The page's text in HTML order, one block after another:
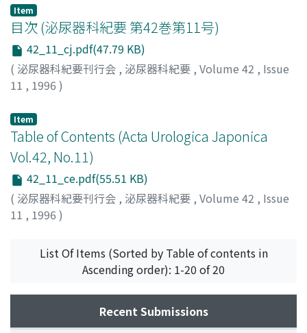
Item
目次 (泌尿器科紀要 第42巻第11号)
42_11_cj.pdf(47.79 KB)
( 泌尿器科紀要刊行会 , 泌尿器科紀要 , Volume 42 , Issue
11 , 1996 )
Item
Table of Contents (Acta Urologica Japonica
Vol.42, No.11)
42_11_ce.pdf(55.51 KB)
( 泌尿器科紀要刊行会 , 泌尿器科紀要 , Volume 42 , Issue
11 , 1996 )
List Of Items (Sorted by Table of contents in
Ascending order): 1-20 of 20
Recent Submissions